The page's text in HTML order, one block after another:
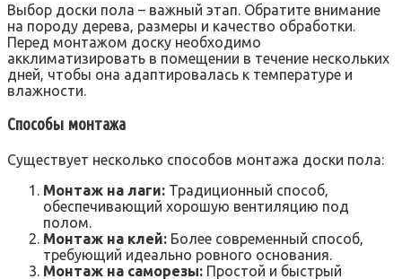
Выбор доски пола – важный этап. Обратите внимание
на породу дерева‚ размеры и качество обработки.
Перед монтажом доску необходимо
акклиматизировать в помещении в течение нескольких
дней‚ чтобы она адаптировалась к температуре и
влажности.
Способы монтажа
Существует несколько способов монтажа доски пола:
Монтаж на лаги: Традиционный способ‚
обеспечивающий хорошую вентиляцию под
полом.
Монтаж на клей: Более современный способ‚
требующий идеально ровного основания.
Монтаж на саморезы: Простой и быстрый